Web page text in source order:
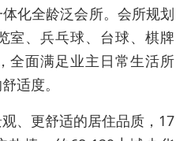
化全龄泛会所。会所规划
室、兵乓球、台球、棋牌
全面满足业主日常生活所
适度。
、更舒适的居住品质，17